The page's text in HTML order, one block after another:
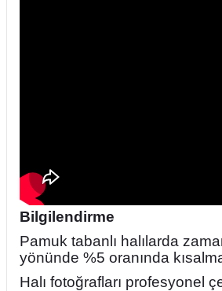
Bilgilendirme
Pamuk tabanlı halılarda
yönünde %5 oranında
Halı fotoğrafları profesyonel